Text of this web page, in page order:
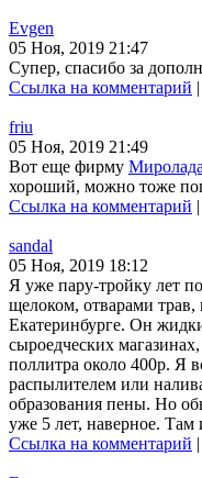
Evgen
05 Ноя, 2019 21:47
Супер, спасибо за
Ссылка на комментарий
friu
05 Ноя, 2019 21:49
Вот еще фирму
хороший, можно тоже
Ссылка на комментарий
sandal
05 Ноя, 2019 18:12
Я уже пару-тройку лет
щелоком, отварами
Екатеринбурге. Он
сыроедческих
поллитра около 400р. Я
распылителем или
образования пены. Но
уже 5 лет, наверное. Там
Ссылка на комментарий